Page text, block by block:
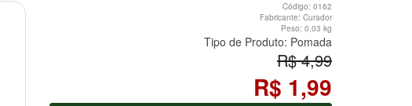
Código: 0162
Fabricante: Curador
Peso: 0,03 kg
Tipo de Produto: Pomada
R$ 4,99
R$ 1,99